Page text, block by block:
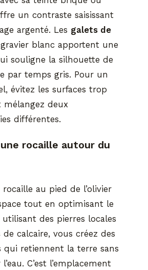
un contraste saisissant
argenté. Les galets de
blanc apportent une
souligne la silhouette de
par temps gris. Pour un
évitez les surfaces trop
deux
différentes.
rocaille autour du
au pied de l’olivier
tout en optimisant le
utilisant des pierres locales
calcaire, vous créez des
qui retiennent la terre sans
C’est l’emplacement